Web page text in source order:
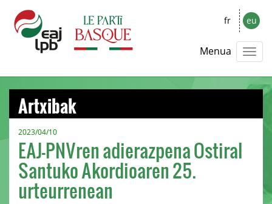
fr eu
Menua
Artxibak
2023/04/10
EAJ-PNVren adierazpena Ostiral
Santuko Akordioaren 25.
urteurrenean